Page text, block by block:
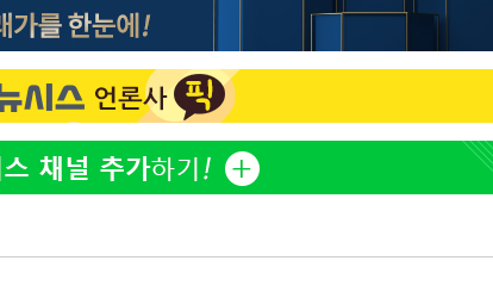
한정수 "황정민 선배만 피
해…떳떳하면 신분 공개하
2
격…득점포 재가동 도전
3
이강인, 오늘 서울서 AT마드
식…'전례 없는 특급대우'
4